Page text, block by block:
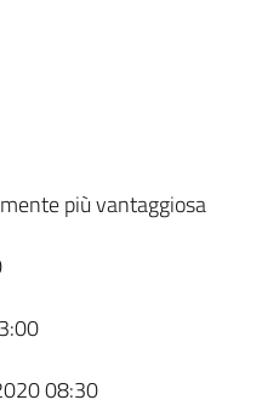
più vantaggiosa
08:30